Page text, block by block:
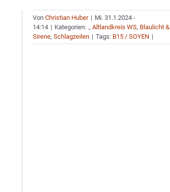
VonChristian Huber | Mi. 31.1.2024 -
14:14 | Kategorien: .,Altlandkreis WS, Blaulicht &
Sirene,Schlagzeilen | Tags: B15 / SOYEN |